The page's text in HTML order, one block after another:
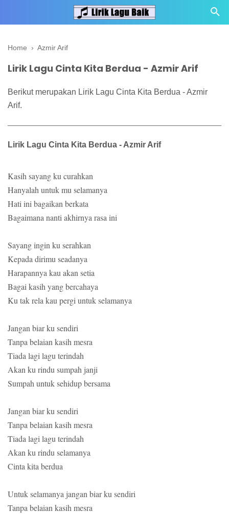
Home › Azmir Arif
Lirik Lagu Cinta Kita Berdua - Azmir Arif
Berikut merupakan Lirik Lagu Cinta Kita Berdua - Azmir
Arif.
Lirik Lagu Cinta Kita Berdua - Azmir Arif
Kasih sayang ku curahkan
Hanyalah untuk mu selamanya
Hati ini bagaikan berkata
Bagaimana nanti akhirnya rasa ini
Sayang ingin ku serahkan
Kepada dirimu seadanya
Harapannya kau akan setia
Bagai kasih yang bercahaya
Ku tak rela kau pergi untuk selamanya
Jangan biar ku sendiri
Tanpa belaian kasih mesra
Tiada lagi lagu terindah
Akan ku rindu sumpah janji
Sumpah untuk sehidup bersama
Jangan biar ku sendiri
Tanpa belaian kasih mesra
Tiada lagi lagu terindah
Akan ku rindu selamanya
Cinta kita berdua
Untuk selamanya jangan biar ku sendiri
Tanpa belaian kasih mesra